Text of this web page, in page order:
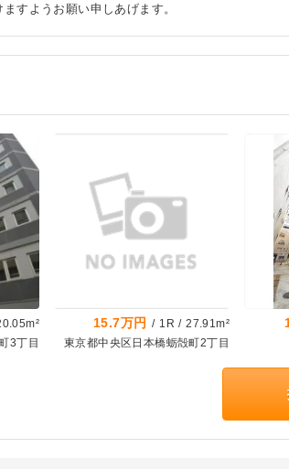
すようお願い申しあげます。
3丁目
15.7万円 / 1R /27.91m²
東京都中央区日本橋蛎殻町2丁目